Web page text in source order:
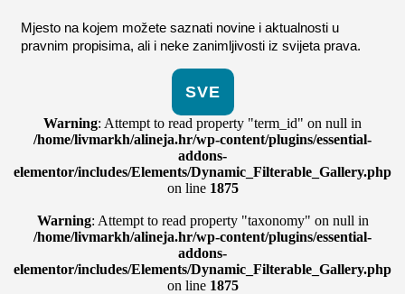
Mjesto na kojem možete saznati novine i aktualnosti u
pravnim propisima, ali i neke zanimljivosti iz svijeta prava.
SVE
Warning: Attempt to read property "term_id" on null in
/home/livmarkh/alineja.hr/wp-content/plugins/essential-
addons-
elementor/includes/Elements/Dynamic_Filterable_Gallery.php
on line 1875
Warning: Attempt to read property "taxonomy" on null in
/home/livmarkh/alineja.hr/wp-content/plugins/essential-
addons-
elementor/includes/Elements/Dynamic_Filterable_Gallery.php
on line 1875